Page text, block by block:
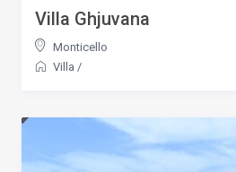
Villa Ghjuvana
Monticello
Villa /